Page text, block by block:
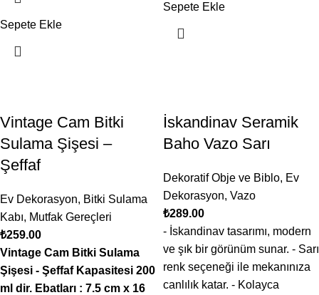
Sepete Ekle
Sepete Ekle
Vintage Cam Bitki
Sulama Şişesi –
Şeffaf
Ev Dekorasyon, Bitki Sulama
Kabı, Mutfak Gereçleri
₺259.00
Vintage Cam Bitki Sulama
Şişesi - Şeffaf Kapasitesi 200
ml dir. Ebatları : 7.5 cm x 16
İskandinav Seramik
Baho Vazo Sarı
Dekoratif Obje ve Biblo, Ev
Dekorasyon, Vazo
₺289.00
- İskandinav tasarımı, modern
ve şık bir görünüm sunar. - Sarı
renk seçeneği ile mekanınıza
canlılık katar. - Kolayca